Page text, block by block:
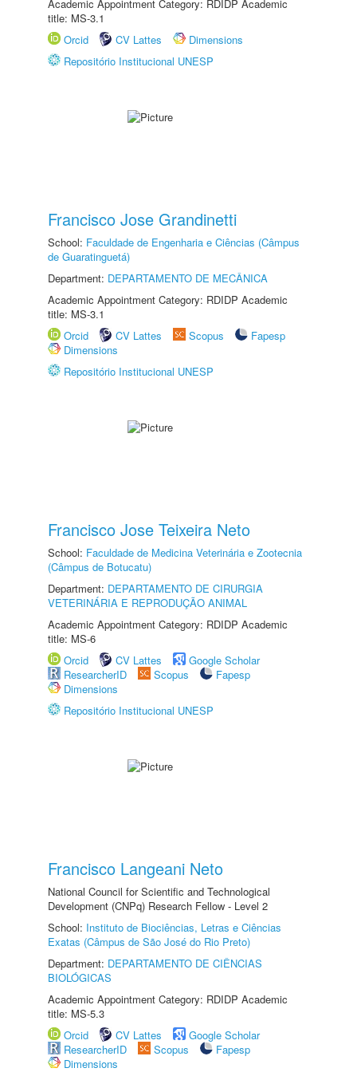
Academic Appointment Category: RDIDP Academic
title: MS-3.1
Orcid
CV Lattes
Dimensions
Repositório Institucional UNESP
Francisco Jose Grandinetti
School: Faculdade de Engenharia e Ciências (Câmpus
de Guaratinguetá)
Department: DEPARTAMENTO DE MECÂNICA
Academic Appointment Category: RDIDP Academic
title: MS-3.1
Orcid
CV Lattes Scopus
Fapesp
Dimensions
Repositório Institucional UNESP
Francisco Jose Teixeira Neto
School: Faculdade de Medicina Veterinária e Zootecnia
(Câmpus de Botucatu)
Department: DEPARTAMENTO DE CIRURGIA
VETERINÁRIA E REPRODUÇÃO ANIMAL
Academic Appointment Category: RDIDP Academic
title: MS-6
Orcid
CV Lattes
Google Scholar
ResearcherID
Scopus
Fapesp
Dimensions
Repositório Institucional UNESP
Francisco Langeani Neto
National Council for Scientific and Technological
Development (CNPq) Research Fellow - Level 2
School: Instituto de Biociências, Letras e Ciências
Exatas (Câmpus de São José do Rio Preto)
Department: DEPARTAMENTO DE CIÊNCIAS
BIOLÓGICAS
Academic Appointment Category: RDIDP Academic
title: MS-5.3
Orcid
CV Lattes
Google Scholar
ResearcherID
Scopus
Fapesp
Dimensions